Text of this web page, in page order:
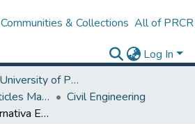
Communities & Collections All of PRCR
Log In
Polytechnic University of Puerto Rico
Design Project Articles Master Degree
Civil Engineering
Lombrifiltros, Alternativa Ecológica, No Convencional, para el Tratamiento de Aguas Residuales en Comunidades Non-Prasa de Puerto Rico